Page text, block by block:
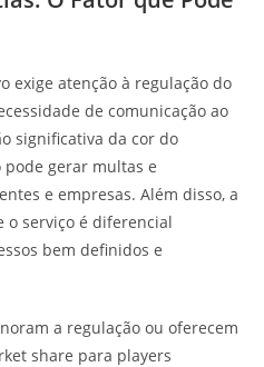
exige atenção à regulação do
de comunicação ao
significativa da cor do
gerar multas e
e empresas. Além disso, a
o serviço é diferencial
bem definidos e
a regulação ou oferecem
share para players